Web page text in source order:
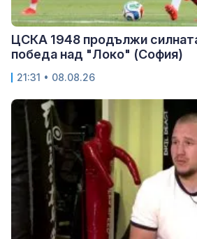
ЦСКА 1948 продължи
победа над "Локо" (София)
21:31 • 08.08.26